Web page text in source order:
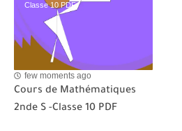
Classe 10 PDF
few moments ago
Cours de Mathématiques
2nde S -Classe 10 PDF